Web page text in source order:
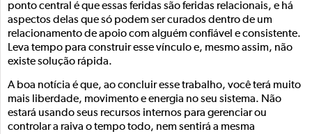
ponto central é que essas feridas são feridas relacionais, e há
aspectos delas que só podem ser curados dentro de um
relacionamento de apoio com alguém confiável e consistente.
Leva tempo para construir esse vínculo e, mesmo assim, não
existe solução rápida.
A boa notícia é que, ao concluir esse trabalho, você terá muito
mais liberdade, movimento e energia no seu sistema. Não
estará usando seus recursos internos para gerenciar ou
controlar a raiva o tempo todo, nem sentirá a mesma